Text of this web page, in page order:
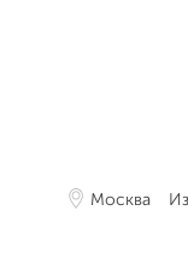
Москва